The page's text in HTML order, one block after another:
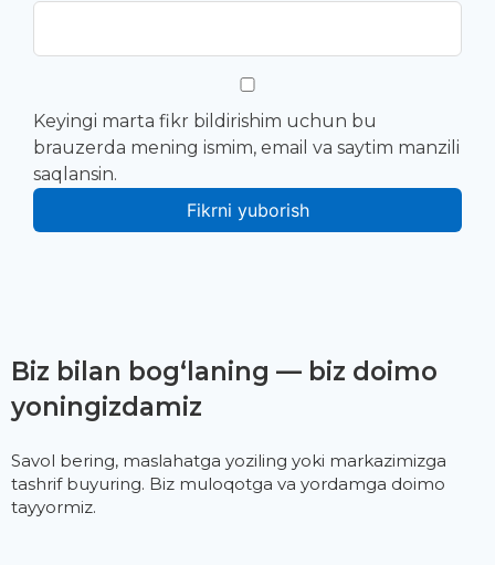
Keyingi marta fikr bildirishim uchun bu
brauzerda mening ismim, email va saytim manzili
saqlansin.
Biz bilan bog‘laning — biz doimo
yoningizdamiz
Savol bering, maslahatga yoziling yoki markazimizga
tashrif buyuring. Biz muloqotga va yordamga doimo
tayyormiz.